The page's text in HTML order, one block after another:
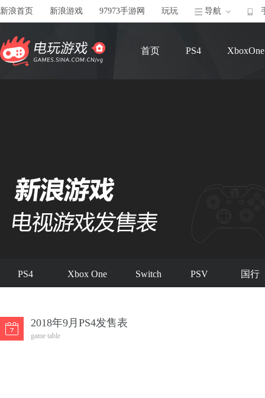
新浪首页 新浪游戏 97973手游网 玩玩 导航
首页 PS4 XboxOne
PS4 Xbox One Switch PSV 国行
2018年9月PS4发售表
game table